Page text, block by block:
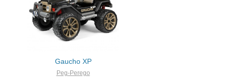
Gaucho XP
Peg-Perego